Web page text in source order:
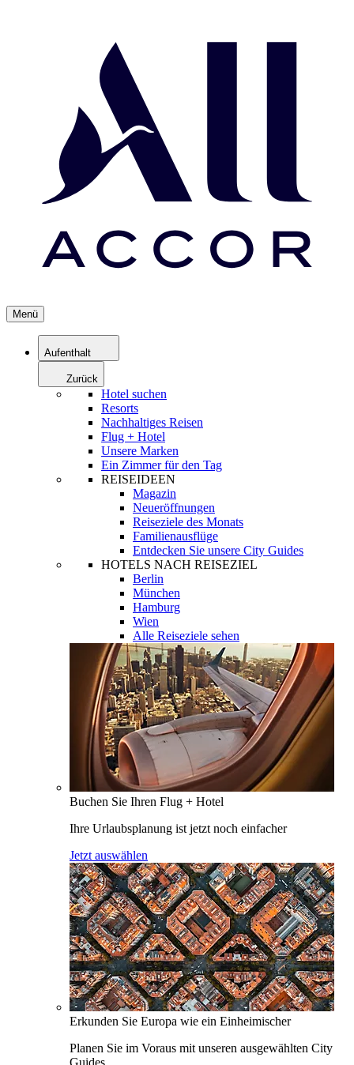
Menü
Aufenthalt
Zurück
Hotel suchen
Resorts
Nachhaltiges Reisen
Flug + Hotel
Unsere Marken
Ein Zimmer für den Tag
REISEIDEEN
Magazin
Neueröffnungen
Reiseziele des Monats
Familienausflüge
Entdecken Sie unsere City Guides
HOTELS NACH REISEZIEL
Berlin
München
Hamburg
Wien
Alle Reiseziele sehen
Buchen Sie Ihren Flug + Hotel
Ihre Urlaubsplanung ist jetzt noch einfacher
Jetzt auswählen
Erkunden Sie Europa wie ein Einheimischer
Planen Sie im Voraus mit unseren ausgewählten City
Guides.